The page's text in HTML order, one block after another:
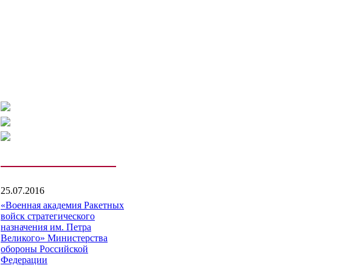
25.07.2016
«Военная академия Ракетных
войск стратегического
назначения им. Петра
Великого» Министерства
обороны Российской
Федерации